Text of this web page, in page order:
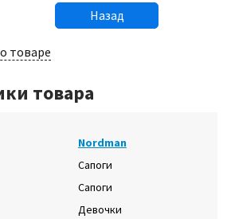
Назад
товаре
товара
Nordman
Сапоги
Сапоги
Девочки